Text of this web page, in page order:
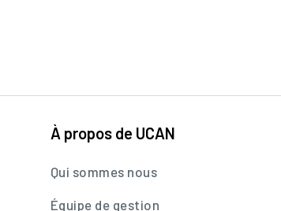
À propos de UCAN
Qui sommes nous
Équipe de gestion